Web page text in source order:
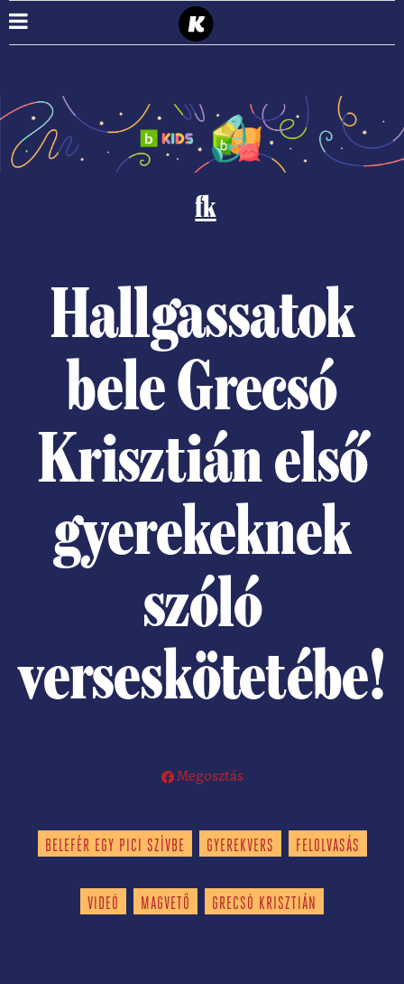
fk
Hallgassatok
bele Grecsó
Krisztián első
gyerekeknek
szóló
verseskötetébe!
Megosztás
BELEFÉR EGY PICI SZÍVBE GYEREKVERS FELOLVASÁS
VIDEÓ MAGVETŐ GRECSÓ KRISZTIÁN